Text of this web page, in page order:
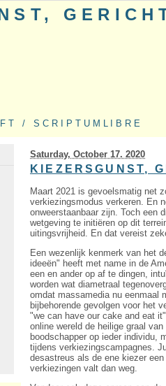
/ SCRIPTUMLIBRE
Saturday, October 17. 2020
KIEZERSGUNST,
Maart 2021 is gevoelsmatig net
verkiezingsmodus verkeren. En
onweerstaanbaar zijn. Toch een
wetgeving te initiëren op dit
uitingsvrijheid. En dat vereist
Een wezenlijk kenmerk van het
ideeën" heeft met name in de
een en ander op af te dingen,
worden wat diametraal
omdat massamedia nu eenmaal
bijbehorende gevolgen voor het
"we can have our cake and eat
online wereld de heilige graal
boodschapper op ieder individu,
tijdens verkiezingscampagnes.
desastreus als de ene kiezer
verkiezingen valt dan weg.